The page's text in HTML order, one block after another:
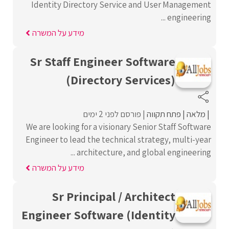
Identity Directory Service and User Management
engineering ...
מידע על המשרה
Sr Staff Engineer Software
(Directory Services)
מלאה פתח תקווה פורסם לפני 2 ימים
We are looking for a visionary Senior Staff Software
Engineer to lead the technical strategy, multi-year
architecture, and global engineering ...
מידע על המשרה
Sr Principal / Architect
Engineer Software (Identity